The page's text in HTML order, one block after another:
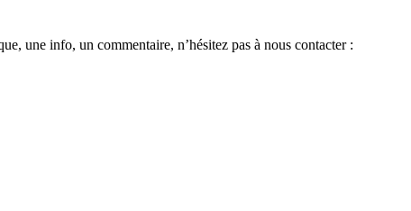
une info, un commentaire, n’hésitez pas à nous contacter :